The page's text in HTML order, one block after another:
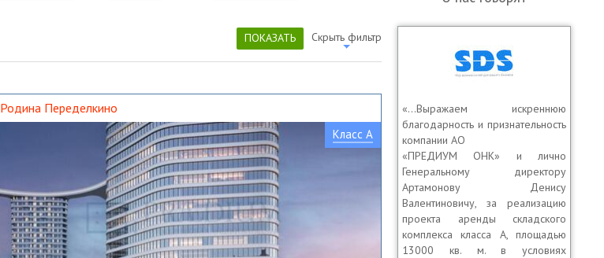
ПОКАЗАТЬ Скрыть фильтр
Родина Переделкино
Класс A
«…Выражаем искреннюю
благодарность и признательность
компании АО
«ПРЕДИУМ ОНК» и лично
Генеральному директору
Артамонову Денису
Валентиновичу, за реализацию
проекта аренды складского
комплекса класса А, площадью
13000 кв. м. в условиях